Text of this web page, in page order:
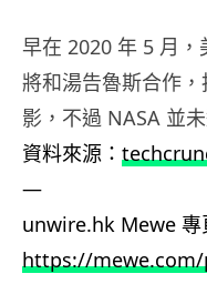
早在 2020 年 5 月
將和湯告魯斯合作
影，不過 NASA 並
資料來源：
—
unwire.hk Mewe 專
https://